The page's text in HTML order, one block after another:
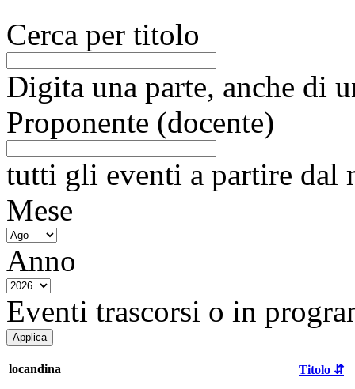
Cerca per titolo
Digita una parte, anche di
Proponente (docente)
tutti gli eventi a partire dal
Mese
Anno
Eventi trascorsi o in
locandina Titolo ⇵